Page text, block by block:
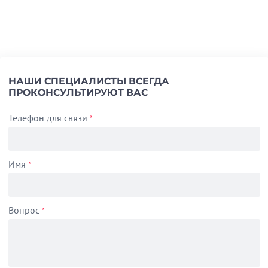
НАШИ СПЕЦИАЛИСТЫ ВСЕГДА
ПРОКОНСУЛЬТИРУЮТ ВАС
Телефон для связи *
Имя *
Вопрос *